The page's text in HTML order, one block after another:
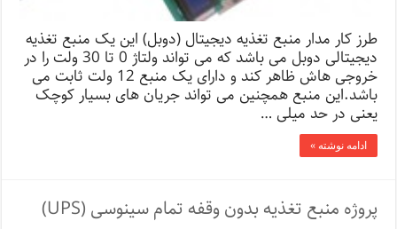
طرز کار مدار منبع تغذیه دیجیتال (دوبل) این یک منبع تغذیه
دیجیتالی دوبل می باشد که می تواند ولتاژ 0 تا 30 ولت را در
خروجی هاش ظاهر کند و دارای یک منبع 12 ولت ثابت می
باشد.این منبع همچنین می تواند جریان های بسیار کوچک
یعنی در حد میلی …
ادامه نوشته »
پروژه منبع تغذیه بدون وقفه تمام سینوسی (UPS)